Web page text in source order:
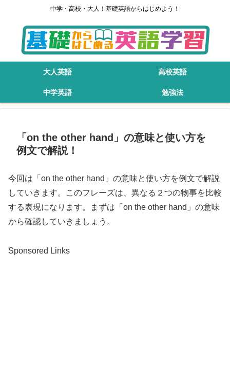
中学・高校・大人！基礎英語からはじめよう！
大人英語 高校英語
中学英語 勉強法
「on the other hand」の意味と使い方を
例文で解説！
今回は「on the other hand」の意味と使い方を例文で解説
していきます。このフレーズは、異なる２つの物事を比較
する表現になります。まずは「on the other hand」の意味
から確認していきましょう。
Sponsored Links